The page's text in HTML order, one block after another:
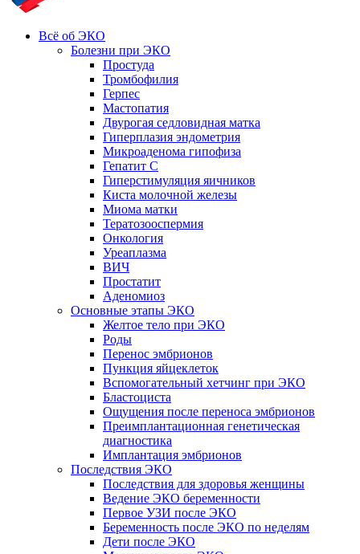
Всё об ЭКО
Болезни при ЭКО
Простуда
Тромбофилия
Герпес
Мастопатия
Двурогая седловидная матка
Гиперплазия эндометрия
Микроаденома гипофиза
Гепатит С
Гиперстимуляция яичников
Киста молочной железы
Миома матки
Тератозооспермия
Онкология
Уреаплазма
ВИЧ
Простатит
Аденомиоз
Основные этапы ЭКО
Желтое тело при ЭКО
Роды
Перенос эмбрионов
Пункция яйцеклеток
Вспомогательный хетчинг при ЭКО
Бластоциста
Ощущения после переноса эмбрионов
Преимплантационная генетическая
диагностика
Имплантация эмбрионов
Последствия ЭКО
Последствия для здоровья женщины
Ведение ЭКО беременности
Первое УЗИ после ЭКО
Беременность после ЭКО по неделям
Дети после ЭКО